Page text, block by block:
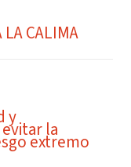
LA CALIMA
y
la
extremo